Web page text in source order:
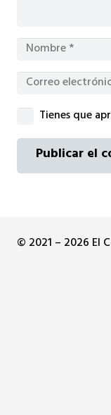
Tienes que
Publicar el
© 2021 – 2026 El